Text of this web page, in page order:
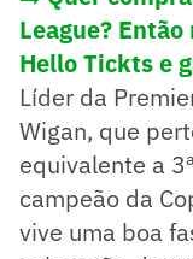
League?
Hello Tickts e
Líder da
Wigan, que
equivalente a
campeão da
vive uma boa